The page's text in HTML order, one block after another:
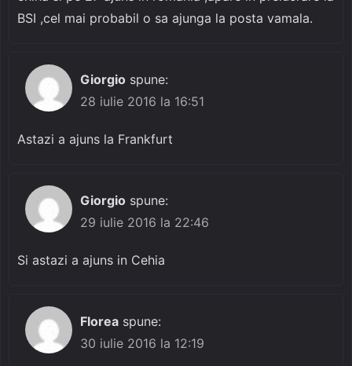
BSI ,cel mai probabil o sa ajunga la posta vamala.
Giorgio spune:
28 iulie 2016 la 16:51
Astazi a ajuns la Frankfurt
Giorgio spune:
29 iulie 2016 la 22:46
Si astazi a ajuns in Cehia
Florea spune:
30 iulie 2016 la 12:19